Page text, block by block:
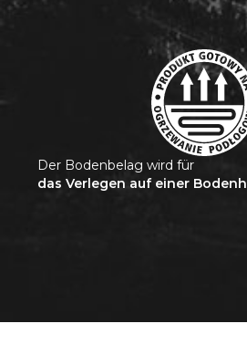
Der Bodenbelag wird für
das Verlegen auf einer